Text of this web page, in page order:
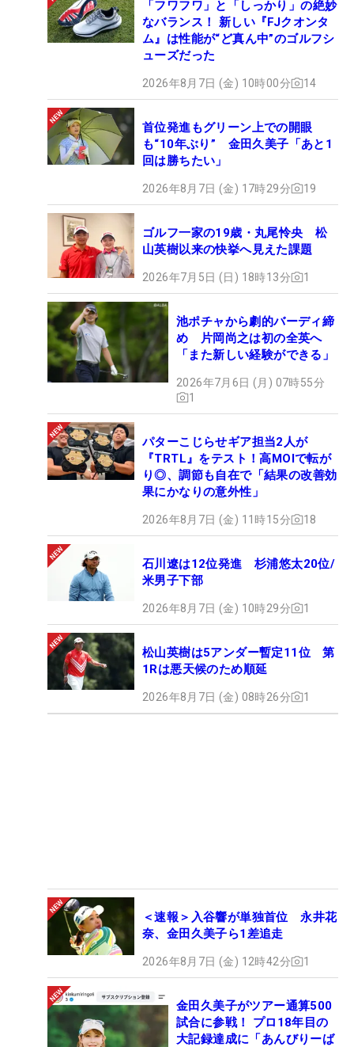
「フワフワ」と「しっかり」の絶妙
なバランス！ 新しい『FJクオンタ
ム』は性能が“ど真ん中”のゴルフシ
ューズだった
2026年8月7日 (金) 10時00分 14
首位発進もグリーン上での開眼
も“10年ぶり” 金田久美子「あと1
回は勝ちたい」
2026年8月7日 (金) 17時29分 19
ゴルフ一家の19歳・丸尾怜央 松
山英樹以来の快挙へ見えた課題
2026年7月5日 (日) 18時13分 1
池ポチャから劇的バーディ締
め 片岡尚之は初の全英へ
「また新しい経験ができる」
2026年7月6日 (月) 07時55分
1
パターこじらせギア担当2人が
『TRTL』をテスト！高MOIで転が
り◎、調節も自在で「結果の改善効
果にかなりの意外性」
2026年8月7日 (金) 11時15分 18
石川遼は12位発進 杉浦悠太20位/
米男子下部
2026年8月7日 (金) 10時29分 1
松山英樹は5アンダー暫定11位 第
1Rは悪天候のため順延
2026年8月7日 (金) 08時26分 1
＜速報＞入谷響が単独首位 永井花
奈、金田久美子ら1差追走
2026年8月7日 (金) 12時42分 1
金田久美子がツアー通算500
試合に参戦！ プロ18年目の
大記録達成に「あんびりーば